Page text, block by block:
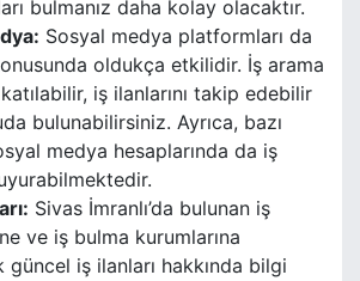
bulmanız daha kolay olacaktır.
Sosyal medya platformları da
oldukça etkilidir. İş arama
iş ilanlarını takip edebilir
bulunabilirsiniz. Ayrıca, bazı
medya hesaplarında da iş
Sivas İmranlı’da bulunan iş
ve iş bulma kurumlarına
güncel iş ilanları hakkında bilgi